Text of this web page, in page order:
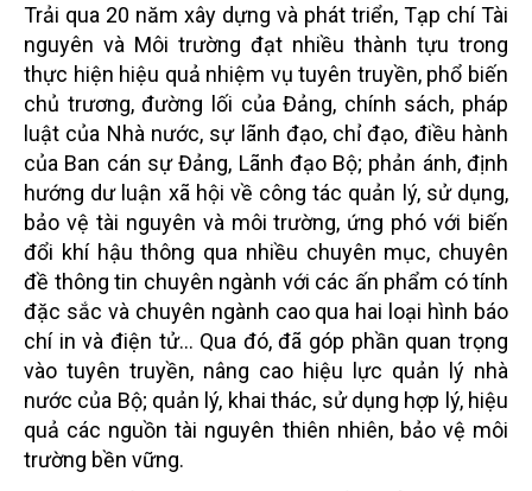
Trải qua 20 năm xây dựng và phát triển, Tạp chí Tài
nguyên và Môi trường đạt nhiều thành tựu trong
thực hiện hiệu quả nhiệm vụ tuyên truyền, phổ biến
chủ trương, đường lối của Đảng, chính sách, pháp
luật của Nhà nước, sự lãnh đạo, chỉ đạo, điều hành
của Ban cán sự Đảng, Lãnh đạo Bộ; phản ánh, định
hướng dư luận xã hội về công tác quản lý, sử dụng,
bảo vệ tài nguyên và môi trường, ứng phó với biến
đổi khí hậu thông qua nhiều chuyên mục, chuyên
đề thông tin chuyên ngành với các ấn phẩm có tính
đặc sắc và chuyên ngành cao qua hai loại hình báo
chí in và điện tử... Qua đó, đã góp phần quan trọng
vào tuyên truyền, nâng cao hiệu lực quản lý nhà
nước của Bộ; quản lý, khai thác, sử dụng hợp lý, hiệu
quả các nguồn tài nguyên thiên nhiên, bảo vệ môi
trường bền vững.